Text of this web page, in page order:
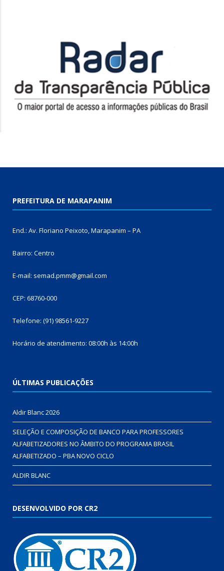
PREFEITURA DE MARAPANIM
End.: Av. Floriano Peixoto, Marapanim – PA
Bairro: Centro
E-mail: semad.pmm@gmail.com
CEP: 68760-000
Telefone: (91) 98561-9227
Horário de atendimento: 08:00h às 14:00h
ÚLTIMAS PUBLICAÇÕES
Aldir Blanc 2026
SELEÇÃO E COMPOSIÇÃO DE BANCO PARA PROFESSORES
ALFABETIZADORES NO ÂMBITO DO PROGRAMA BRASIL
ALFABETIZADO – PBA NOVO CICLO
ALDIR BLANC
DESENVOLVIDO POR CR2